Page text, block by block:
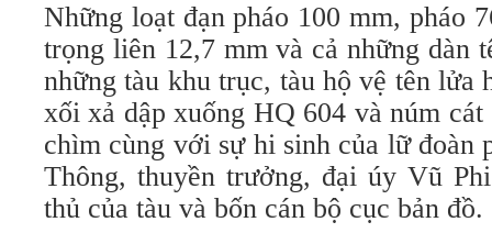
Những loạt đạn pháo 100 mm, pháo
trọng liên 12,7 mm và cả những dàn
những tàu khu trục, tàu hộ vệ tên lửa
xối xả dập xuống HQ 604 và núm
chìm cùng với sự hi sinh của lữ đoàn
Thông, thuyền trưởng, đại úy Vũ
thủ của tàu và bốn cán bộ cục bản đồ.